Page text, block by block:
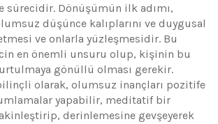
sürecidir. Dönüşümün ilk adımı,
düşünce kalıplarını ve duygusal
ve onlarla yüzleşmesidir. Bu
en önemli unsuru olup, kişinin bu
gönüllü olması gerekir.
olarak, olumsuz inançları pozitife
yapabilir, meditatif bir
derinlemesine gevşeyerek